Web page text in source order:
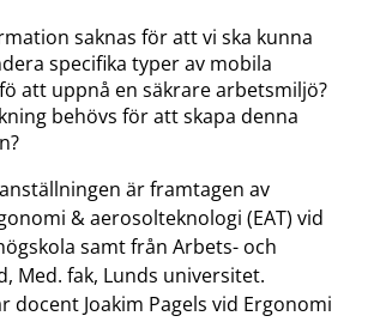
saknas för att vi ska kunna
specifika typer av mobila
att uppnå en säkrare arbetsmiljö?
behövs för att skapa denna
är framtagen av
& aerosolteknologi (EAT) vid
samt från Arbets- och
Med. fak, Lunds universitet.
docent Joakim Pagels vid Ergonomi